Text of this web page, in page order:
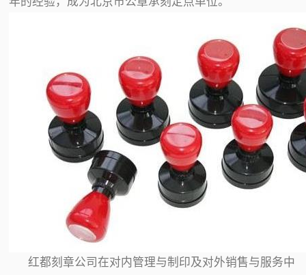
红都刻章公司在对内管理与制印及对外销售与服务中